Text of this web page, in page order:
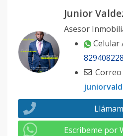
Junior
Asesor
Celular
Correo
Escribeme por